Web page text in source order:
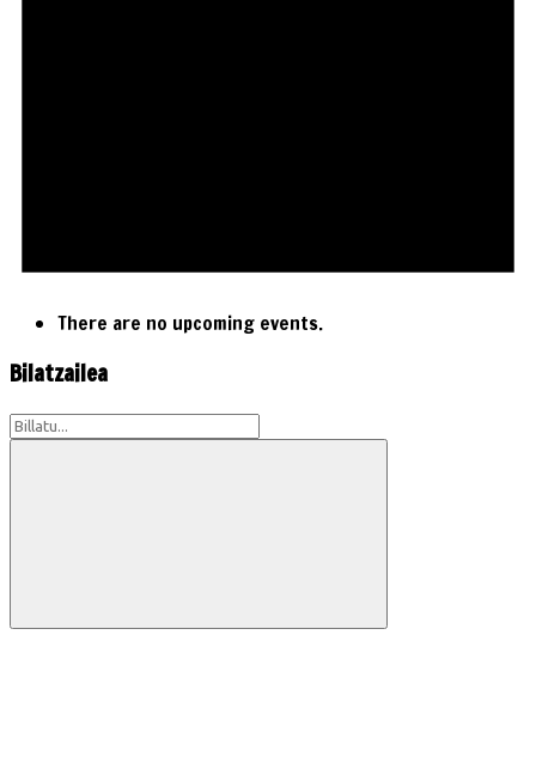
There are no upcoming events.
Bilatzailea
Search
for:
Search